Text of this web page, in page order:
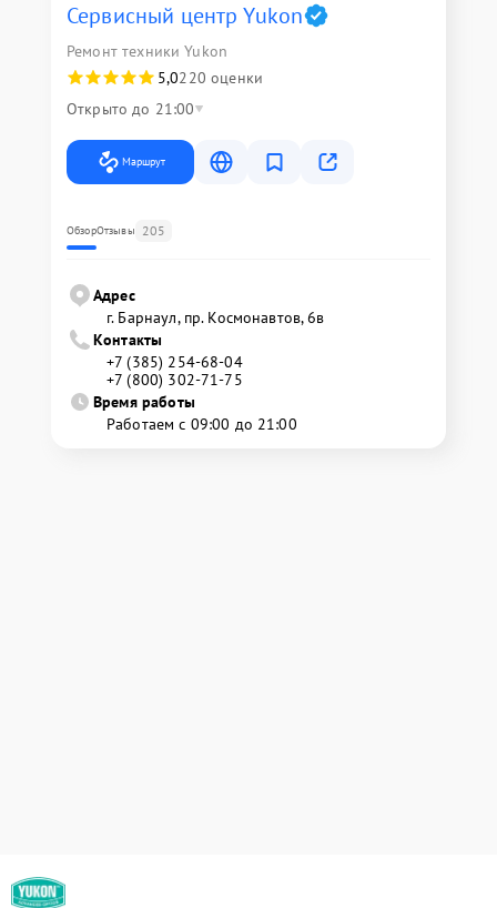
Сервисный центр Yukon
Ремонт техники Yukon
5,0220 оценки
Открыто до 21:00
Маршрут
ОбзорОтзывы 205
Адрес
г. Барнаул, ​пр. Космонавтов, 6в
Контакты
+7 (385) 254-68-04
+7 (800) 302-71-75
Время работы
Работаем с 09:00 до 21:00